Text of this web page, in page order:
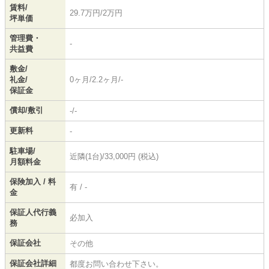
賃料/
坪単価
29.7万円/2万円
管理費・
共益費
-
敷金/
礼金/
保証金
0ヶ月/2.2ヶ月/-
償却/敷引 -/-
更新料 -
駐車場/
月額料金
近隣(1台)/33,000円 (税込)
保険加入 / 料
金
有 / -
保証人代行義
務
必加入
保証会社 その他
保証会社詳細 都度お問い合わせ下さい。